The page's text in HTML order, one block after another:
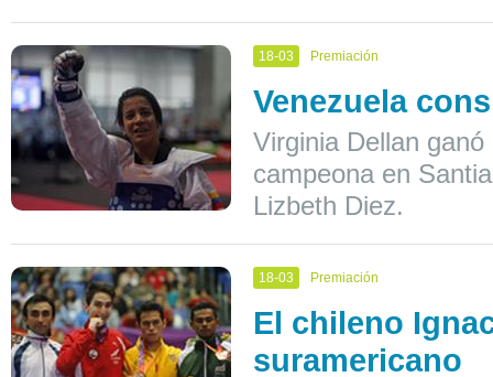
18-03 Premiación
Venezuela
Virginia Dellan
campeona en
Lizbeth Diez.
18-03 Premiación
El chileno
suramericano